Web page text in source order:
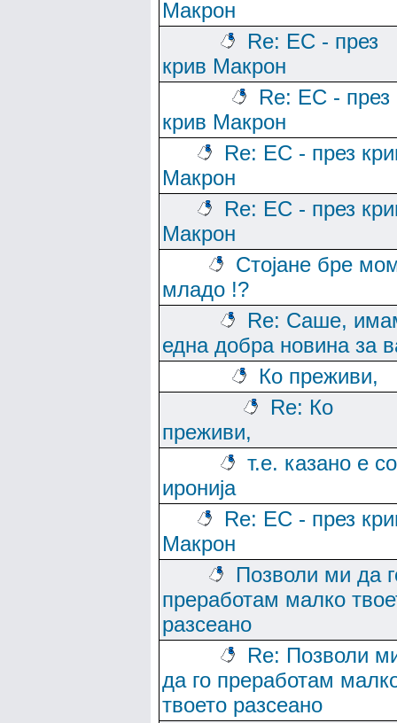
Макрон
Re: ЕС - през
крив Макрон
Re: ЕС - през
крив Макрон
Re: ЕС - през
Макрон
Re: ЕС - през
Макрон
Стојане бре
младо !?
Re: Саше,
една добра новина за
Ко преживи,
Re: Ко
преживи,
т.е. казано е со
иронија
Re: ЕС - през
Макрон
Позволи ми да
преработам малко
разсеано
Re: Позволи
да го преработам
твоето разсеано